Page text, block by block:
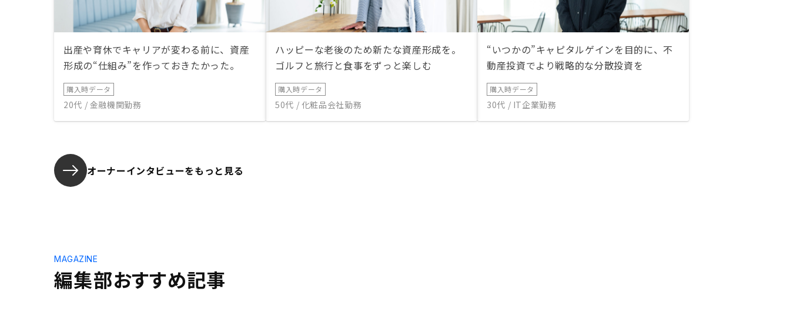
出産や育休でキャリアが変わる前に、資産
形成の“仕組み”を作っておきたかった。
購入時データ
20代 / 金融機関勤務
ハッピーな老後のため新たな資産形成を。
ゴルフと旅行と食事をずっと楽しむ
購入時データ
50代 / 化粧品会社勤務
“いつかの”キャピタルゲインを目的に、不
動産投資でより戦略的な分散投資を
購入時データ
30代 / IT企業勤務
オーナーインタビューをもっと見る
編集部おすすめ記事
MAGAZINE